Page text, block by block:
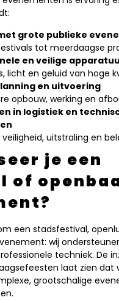
grote publieke
tot meerdaagse
en veilige
licht en geluid van hoge
en uitvoering
opbouw, werking en
in logistiek en
uitstraling en
je een
of
een stadsfestival,
wij
techniek. De
laat zien dat
grootschalige